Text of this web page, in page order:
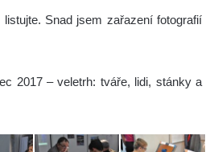
Snad jsem zařazení fotografií
2017 – veletrh: tváře, lidi, stánky a